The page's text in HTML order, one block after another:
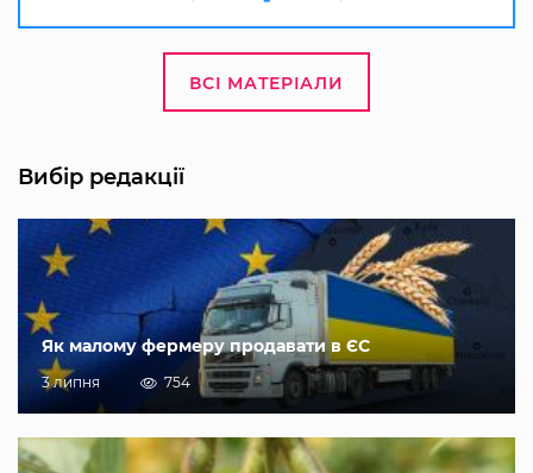
ВСІ МАТЕРІАЛИ
Вибір редакції
Як малому фермеру продавати в ЄС
3 липня 754